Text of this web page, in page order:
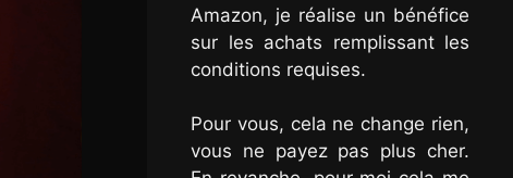
Amazon, je réalise un bénéfice
sur les achats remplissant les
conditions requises.
Pour vous, cela ne change rien,
vous ne payez pas plus cher.